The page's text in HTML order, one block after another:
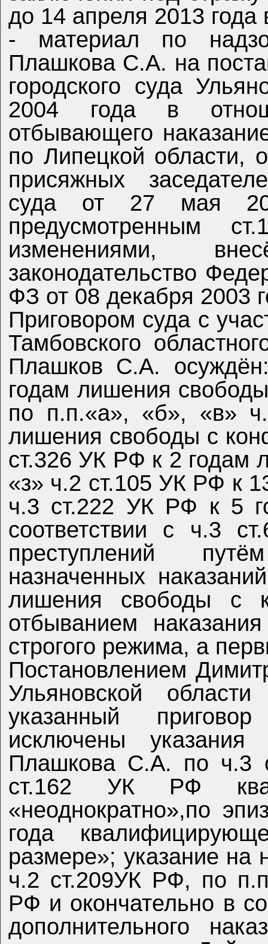
до 14 апреля 2013 года
- материал по
Плашкова С.А. на
городского суда
2004 года в
отбывающего
по Липецкой области,
присяжных
суда от 27 мая
изменениями,
законодательство
ФЗ от 08 декабря 2003
Приговором суда с
Тамбовского
Плашков С.А.
годам лишения
по п.п.«а», «б», «в»
лишения свободы с
ст.326 УК РФ к 2 годам
«з» ч.2 ст.105 УК РФ к
ч.3 ст.222 УК РФ к 5
соответствии с ч.3
преступлений
назначенных
лишения свободы с
отбыванием
строгого режима, а
Постановлением
Ульяновской
указанный
исключены
Плашкова С.А. по ч.3
ст.162 УК РФ
«неоднократно»,по
года
размере»; указание
ч.2 ст.209УК РФ, по
РФ и окончательно в
дополнительного